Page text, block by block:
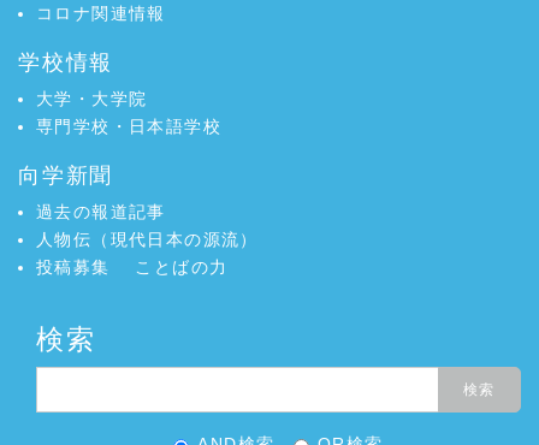
コロナ関連情報
学校情報
大学・大学院
専門学校・日本語学校
向学新聞
過去の報道記事
人物伝（現代日本の源流）
投稿募集
ことばの力
検索